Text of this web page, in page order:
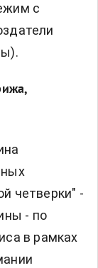
с
четверки" -
- по
в рамках